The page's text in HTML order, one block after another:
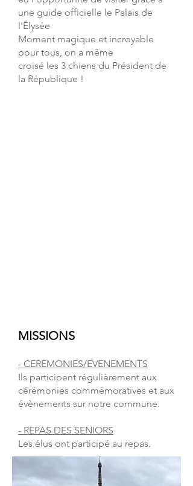
une guide officielle le Palais de
l'Élysée
Moment magique et incroyable
pour tous, on a même
croisé les 3 chiens du Président de
la République !
MISSIONS
- CEREMONIES/EVENEMENTS
Ils participent régulièrement aux
cérémonies commémoratives et aux
évènements sur notre commune.
- REPAS DES SENIORS
Les élus ont participé au repas.​